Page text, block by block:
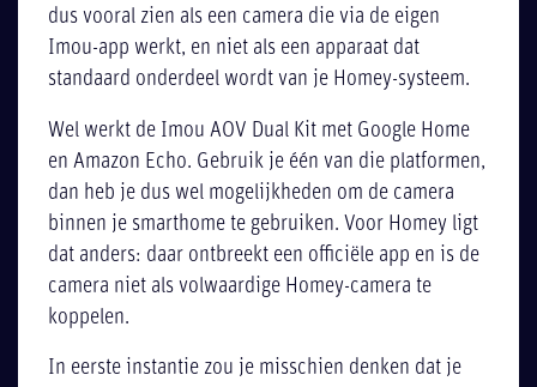
dus vooral zien als een camera die via de eigen
Imou-app werkt, en niet als een apparaat dat
standaard onderdeel wordt van je Homey-systeem.
Wel werkt de Imou AOV Dual Kit met Google Home
en Amazon Echo. Gebruik je één van die platformen,
dan heb je dus wel mogelijkheden om de camera
binnen je smarthome te gebruiken. Voor Homey ligt
dat anders: daar ontbreekt een officiële app en is de
camera niet als volwaardige Homey-camera te
koppelen.
In eerste instantie zou je misschien denken dat je